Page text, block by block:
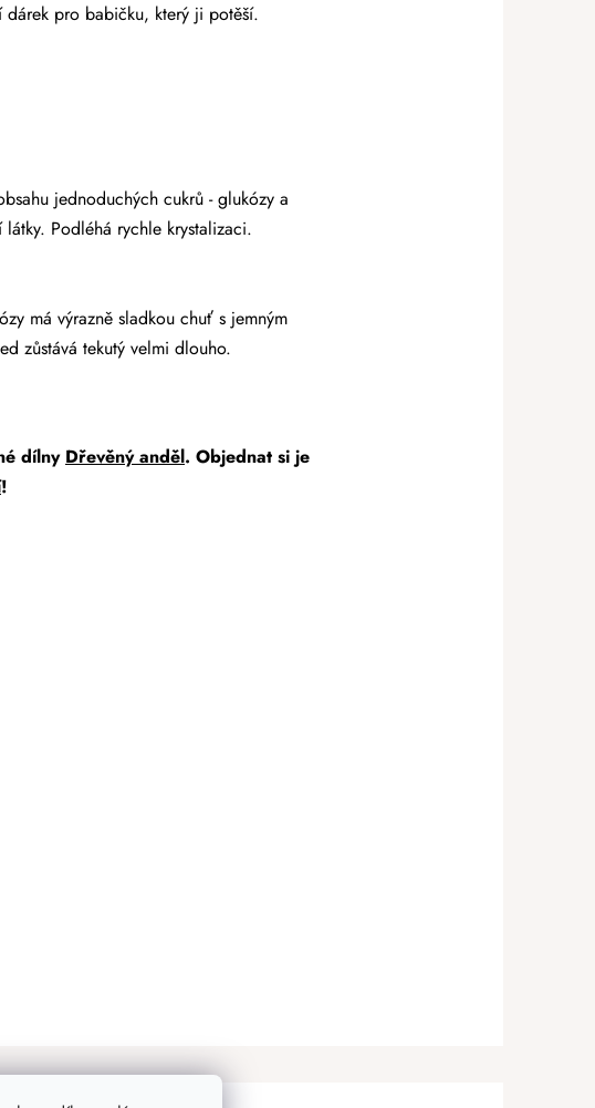
pro babičku, který ji potěší.
jednoduchých cukrů - glukózy a
Podléhá rychle krystalizaci.
má výrazně sladkou chuť s jemným
zůstává tekutý velmi dlouho.
dílny Dřevěný anděl. Objednat si je
!